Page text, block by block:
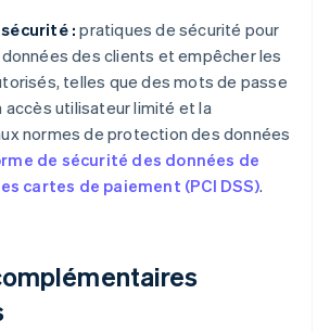
: pratiques de sécurité pour
des clients et empêcher les
telles que des mots de passe
accès utilisateur limité et la
normes de protection des données
de sécurité des données de
cartes de paiement (PCI DSS).